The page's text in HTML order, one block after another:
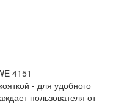
4151
- для удобного
пользователя от